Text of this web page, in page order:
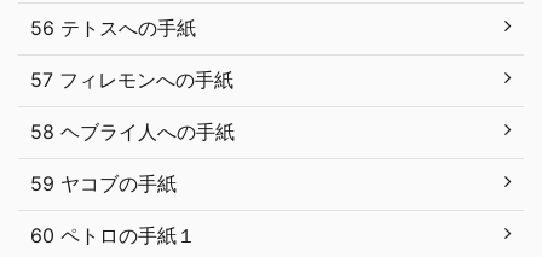
56 テトスへの手紙
57 フィレモンへの手紙
58 ヘブライ人への手紙
59 ヤコブの手紙
60 ペトロの手紙１